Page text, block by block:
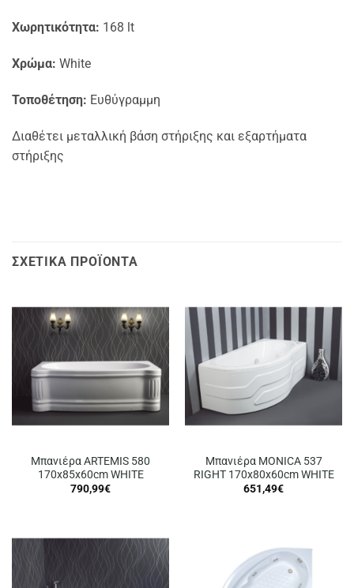
Χωρητικότητα: 168 lt
Χρώμα: White
Τοποθέτηση: Ευθύγραμμη
Διαθέτει μεταλλική βάση στήριξης και εξαρτήματα
στήριξης
ΣΧΕΤΙΚΆ ΠΡΟΪΌΝΤΑ
Μπανιέρα ARTEMIS 580
170x85x60cm WHITE
790,99€
Μπανιέρα MONICA 537
RIGHT 170x80x60cm WHITE
651,49€